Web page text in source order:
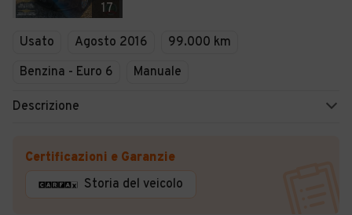
17
Usato Agosto 2016
99.000 km
Benzina - Euro 6
Manuale
Descrizione
Certificazioni e Garanzie
Storia del veicolo